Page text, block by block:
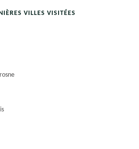
VILLES VISITÉES